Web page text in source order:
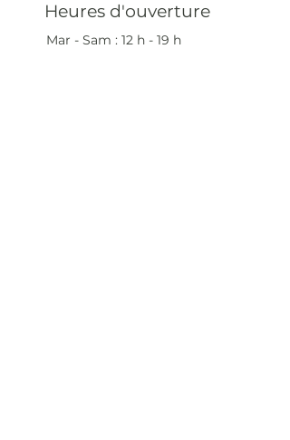
Heures d'ouverture
Mar - Sam : 12 h - 19 h